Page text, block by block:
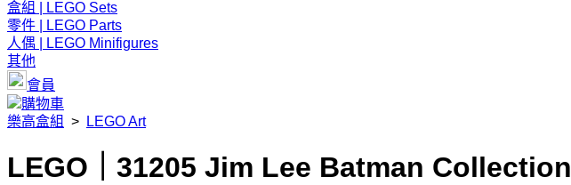
盒組 | LEGO Sets
零件 | LEGO Parts
人偶 | LEGO Minifigures
其他
會員
購物車
樂高盒組 > LEGO Art
LEGO｜31205 Jim Lee Batman Collection